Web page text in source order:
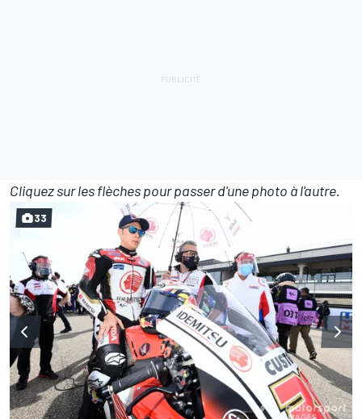
Cliquez sur les flèches pour passer d'une photo à l'autre.
33